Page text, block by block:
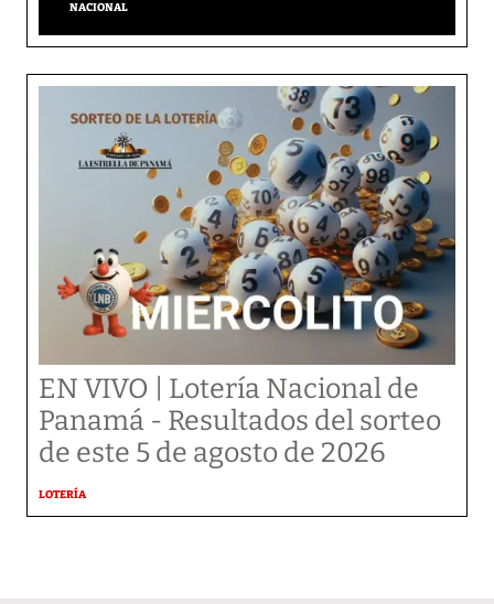
NACIONAL
EN VIVO | Lotería Nacional de
Panamá - Resultados del sorteo
de este 5 de agosto de 2026
LOTERÍA